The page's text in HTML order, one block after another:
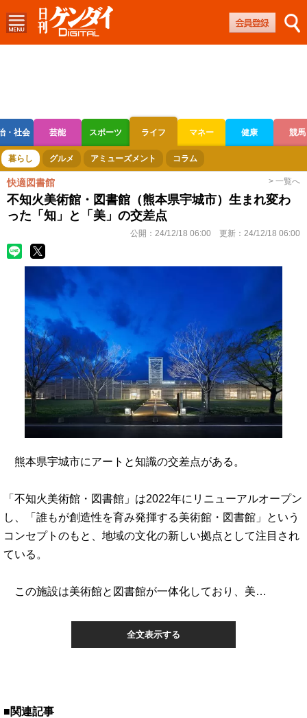
・社会 芸能 スポーツ ライフ マネー 健康 競馬
ボートレース 競輪 オートレース
暮らし グルメ アミューズメント コラム
快適図書館 > 一覧へ
不知火美術館・図書館（熊本県宇城市）生まれ変わ
った「知」と「美」の交差点
公開： 24/12/18 06:00 更新： 24/12/18 06:00
熊本県宇城市にアートと知識の交差点がある。
「不知火美術館・図書館」は2022年にリニューアルオープン
し、「誰もが創造性を育み発揮する美術館・図書館」という
コンセプトのもと、地域の文化の新しい拠点として注目され
ている。
この施設は美術館と図書館が一体化しており、美…
全文表示する
■関連記事